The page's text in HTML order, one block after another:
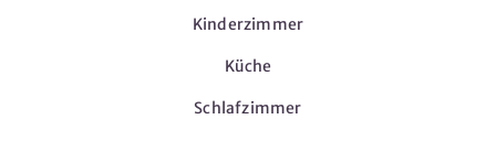
Kinderzimmer
Küche
Schlafzimmer